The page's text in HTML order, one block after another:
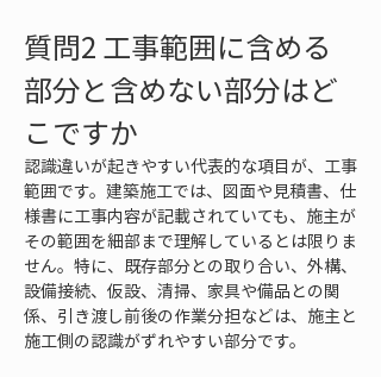
質問2 工事範囲に含める
部分と含めない部分はど
こですか
認識違いが起きやすい代表的な項目が、工事
範囲です。建築施工では、図面や見積書、仕
様書に工事内容が記載されていても、施主が
その範囲を細部まで理解しているとは限りま
せん。特に、既存部分との取り合い、外構、
設備接続、仮設、清掃、家具や備品との関
係、引き渡し前後の作業分担などは、施主と
施工側の認識がずれやすい部分です。